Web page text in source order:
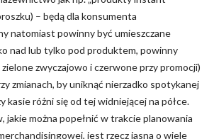
– będą dla konsumenta
natomiast powinny być umieszczane
nad lub tylko pod produktem, powinny
zwyczajowo i czerwone przy promocji)
zmianach, by uniknąć nierzadko spotykanej
kasie różni się od tej widniejącej na półce.
jakie można popełnić w trakcie planowania
jest rzecz jasna o wiele